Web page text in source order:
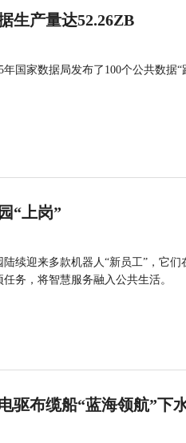
生产量达52.26ZB
国家数据局发布了100个公共数据
“上岗”
续迎来多款机器人“新员工”，它
务，将智慧服务融入公共生活。
驱布缆船“蓝海领航”下